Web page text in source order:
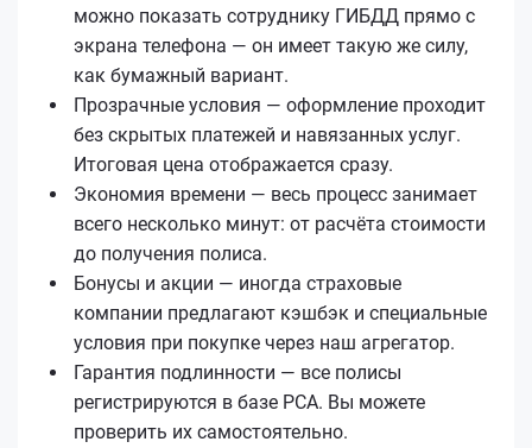
можно показать сотруднику ГИБДД прямо с
экрана телефона — он имеет такую же силу,
как бумажный вариант.
Прозрачные условия — оформление проходит
без скрытых платежей и навязанных услуг.
Итоговая цена отображается сразу.
Экономия времени — весь процесс занимает
всего несколько минут: от расчёта стоимости
до получения полиса.
Бонусы и акции — иногда страховые
компании предлагают кэшбэк и специальные
условия при покупке через наш агрегатор.
Гарантия подлинности — все полисы
регистрируются в базе РСА. Вы можете
проверить их самостоятельно.